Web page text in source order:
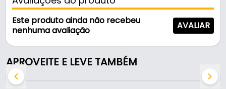
- Marca: Mtx
- Material da roda: Borracha
- Capacidade de Carga: 165kg
- Largura: 46mm
- Freio: Não
Este produto ainda não recebeu
nenhuma avaliação
AVALIAR
APROVEITE E LEVE TAMBÉM